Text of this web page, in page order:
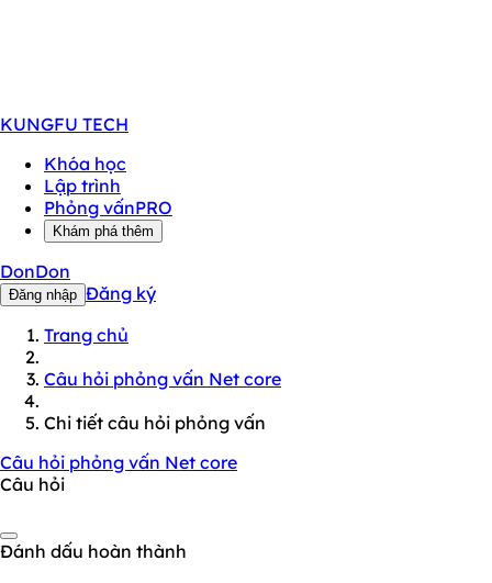
KUNGFU TECH
Khóa học
Lập trình
Phỏng vấnPRO
Khám phá thêm
DonDon
Đăng nhập Đăng ký
Trang chủ
Câu hỏi phỏng vấn Net core
Chi tiết câu hỏi phỏng vấn
Câu hỏi phỏng vấn Net core
Câu hỏi
Đánh dấu hoàn thành